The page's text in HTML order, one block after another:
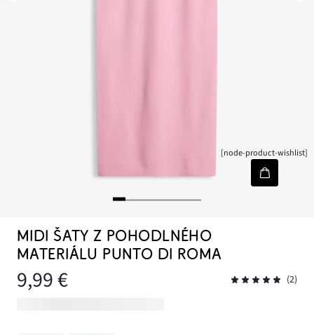
[node-product-wishlist]
MIDI ŠATY Z POHODLNÉHO
MATERIÁLU PUNTO DI ROMA
9,99 € (2)